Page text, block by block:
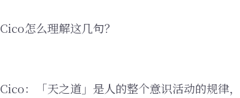
Cico怎么理解这几句？
Cico：「天之道」是人的整个意识活动的规律